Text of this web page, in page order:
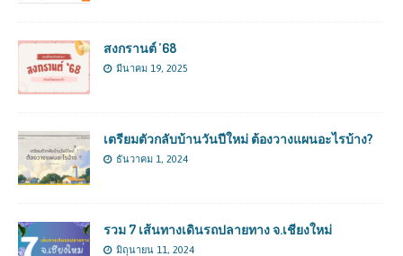
สงกรานต์ ’68
มีนาคม 19, 2025
เตรียมตัวกลับบ้านวันปีใหม่ ต้องวางแผนอะไรบ้าง?
ธันวาคม 1, 2024
รวม 7 เส้นทางเดินรถปลายทาง จ.เชียงใหม่
มิถุนายน 11, 2024